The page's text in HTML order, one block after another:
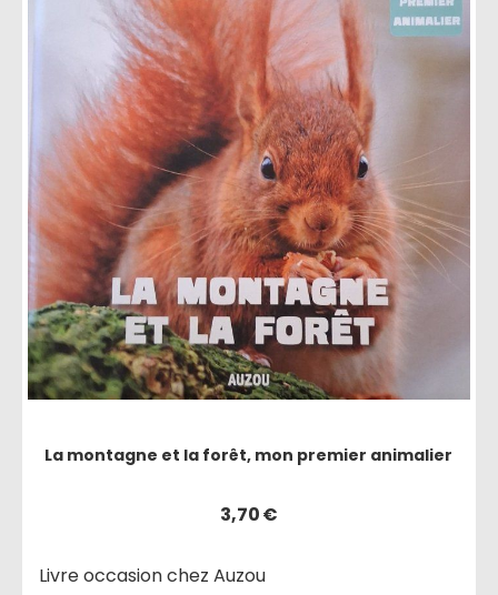
La montagne et la forêt, mon premier animalier
3,70€
Livre occasion chez Auzou